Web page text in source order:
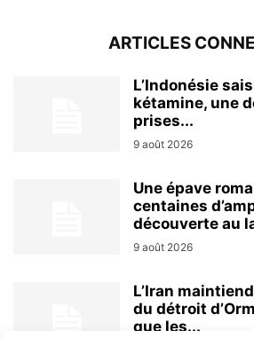
ARTICLES
L’Indonésie
kétamine, une
prises...
9 août 2026
Une épave
centaines
découverte au
9 août 2026
L’Iran
du détroit
que les...